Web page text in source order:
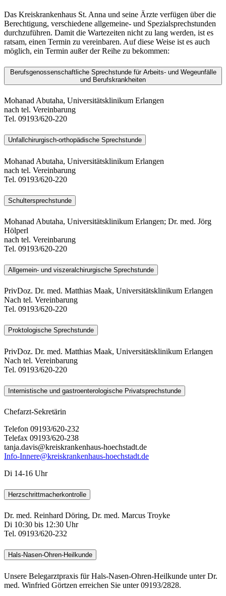
Das Kreiskrankenhaus St. Anna und seine Ärzte verfügen über die
Berechtigung, verschiedene allgemeine- und Spezialsprechstunden
durchzuführen. Damit die Wartezeiten nicht zu lang werden, ist es
ratsam, einen Termin zu vereinbaren. Auf diese Weise ist es auch
möglich, ein Termin außer der Reihe zu bekommen:
Berufsgenossenschaftliche Sprechstunde für Arbeits- und Wegeunfälle
und Berufskrankheiten
Mohanad Abutaha, Universitätsklinikum Erlangen
nach tel. Vereinbarung
Tel. 09193/620-220
Unfallchirurgisch-orthopädische Sprechstunde
Mohanad Abutaha, Universitätsklinikum Erlangen
nach tel. Vereinbarung
Tel. 09193/620-220
Schultersprechstunde
Mohanad Abutaha, Universitätsklinikum Erlangen; Dr. med. Jörg
Hölperl
nach tel. Vereinbarung
Tel. 09193/620-220
Allgemein- und viszeralchirurgische Sprechstunde
PrivDoz. Dr. med. Matthias Maak, Universitätsklinikum Erlangen
Nach tel. Vereinbarung
Tel. 09193/620-220
Proktologische Sprechstunde
PrivDoz. Dr. med. Matthias Maak, Universitätsklinikum Erlangen
Nach tel. Vereinbarung
Tel. 09193/620-220
Internistische und gastroenterologische Privatsprechstunde
Chefarzt-Sekretärin
Telefon 09193/620-232
Telefax 09193/620-238
tanja.davis@kreiskrankenhaus-hoechstadt.de
Info-Innere@kreiskrankenhaus-hoechstadt.de
Di 14-16 Uhr
Herzschrittmacherkontrolle
Dr. med. Reinhard Döring, Dr. med. Marcus Troyke
Di 10:30 bis 12:30 Uhr
Tel. 09193/620-232
Hals-Nasen-Ohren-Heilkunde
Unsere Belegarztpraxis für Hals-Nasen-Ohren-Heilkunde unter Dr.
med. Winfried Görtzen erreichen Sie unter 09193/2828.